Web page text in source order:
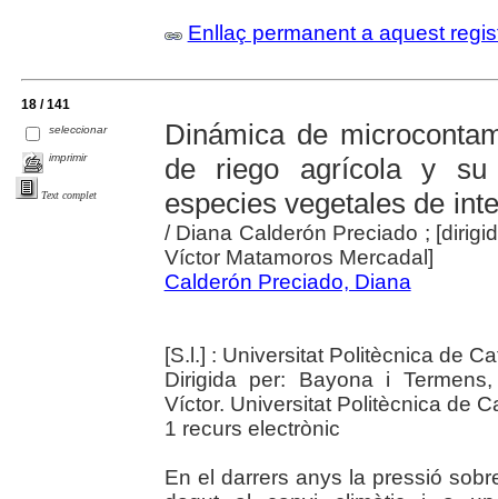
Enllaç permanent a aquest
18 / 141
seleccionar
imprimir
Text complet
Dinámica de
de riego agrícola y su
especies vegetales de
/ Diana Calderón Preciado ;
Víctor Matamoros Mercadal]
Calderón Preciado, Diana
[S.l.] : Universitat Politècnica de
Dirigida per: Bayona i
Víctor. Universitat Politècnica de
1 recurs electrònic
En el darrers anys la pressió